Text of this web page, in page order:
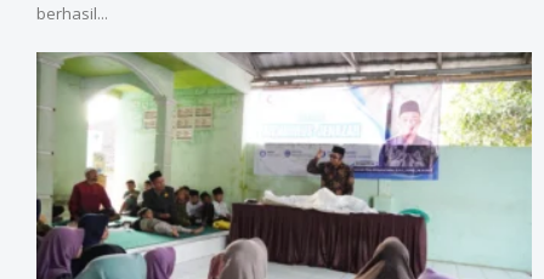
berhasil...